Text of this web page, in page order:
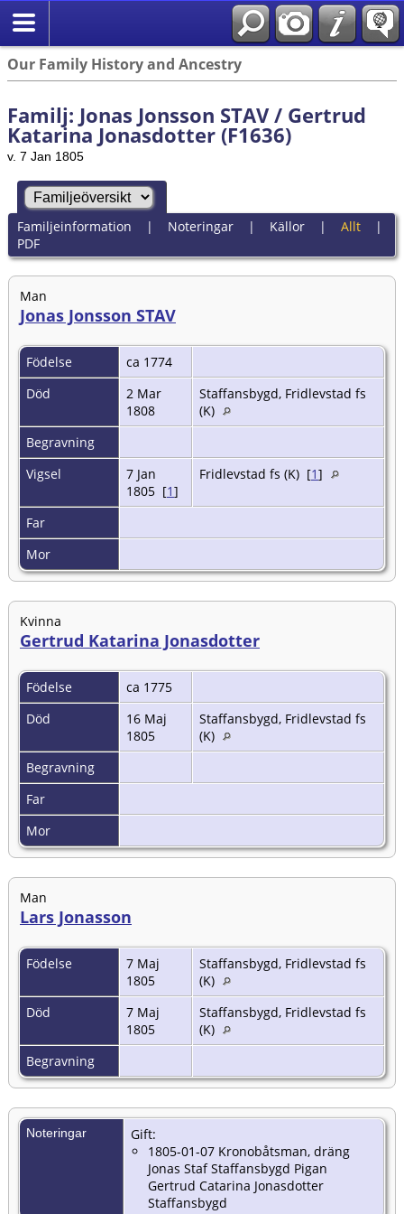
Our Family History and Ancestry
Familj: Jonas Jonsson STAV / Gertrud
Katarina Jonasdotter (F1636)
v. 7 Jan 1805
Familjeinformation | Noteringar| Källor| Allt|
PDF
Man
Jonas Jonsson STAV
Födelse
ca 1774
Död
2 Mar
1808
Staffansbygd, Fridlevstad fs
(K)
Begravning
Vigsel
7 Jan
1805 [1]
Fridlevstad fs (K) [1]
Far
Mor
Kvinna
Gertrud Katarina Jonasdotter
Födelse
ca 1775
Död
16 Maj
1805
Staffansbygd, Fridlevstad fs
(K)
Begravning
Far
Mor
Man
Lars Jonasson
Födelse
7 Maj
1805
Staffansbygd, Fridlevstad fs
(K)
Död
7 Maj
1805
Staffansbygd, Fridlevstad fs
(K)
Begravning
Noteringar
Gift:
1805-01-07 Kronobåtsman, dräng
Jonas Staf Staffansbygd Pigan
Gertrud Catarina Jonasdotter
Staffansbygd